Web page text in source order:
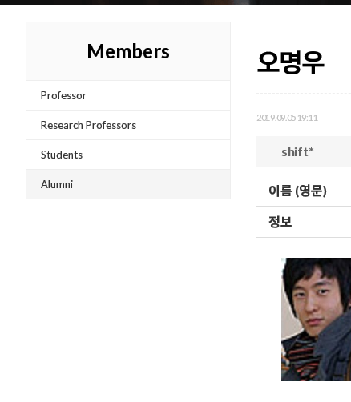
Members
Professor
Research Professors
Students
Alumni
오명우
2019.09.05 19:11
shift*
이름 (영문)
정보